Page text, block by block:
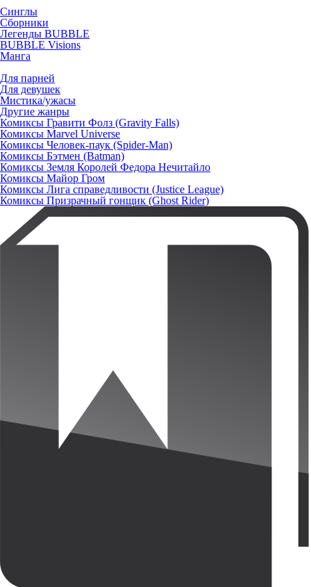
Синглы
Сборники
Легенды BUBBLE
BUBBLE Visions
Манга
Для парней
Для девушек
Мистика/ужасы
Другие жанры
Комиксы Гравити Фолз (Gravity Falls)
Комиксы Marvel Universe
Комиксы Человек-паук (Spider-Man)
Комиксы Бэтмен (Batman)
Комиксы Земля Королей Федора Нечитайло
Комиксы Майор Гром
Комиксы Лига справедливости (Justice League)
Комиксы Призрачный гонщик (Ghost Rider)